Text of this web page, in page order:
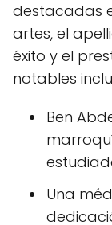
destacadas
artes, el
éxito y el
notables
Ben
Una